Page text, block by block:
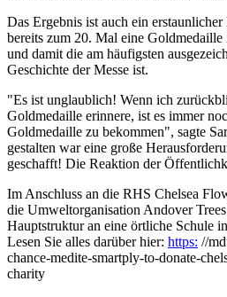
Das Ergebnis ist auch ein
bereits zum 20. Mal eine Goldmedaille
und damit die am häufigsten
Geschichte der Messe ist.
"Es ist unglaublich! Wenn ich
Goldmedaille erinnere, ist es immer
Goldmedaille zu bekommen", sagte
gestalten war eine große
geschafft! Die Reaktion der
Im Anschluss an die RHS Chelsea
die Umweltorganisation Andover
Hauptstruktur an eine örtliche Schule
Lesen Sie alles darüber hier: https: //
chance-medite-smartply-to-donate-
charity